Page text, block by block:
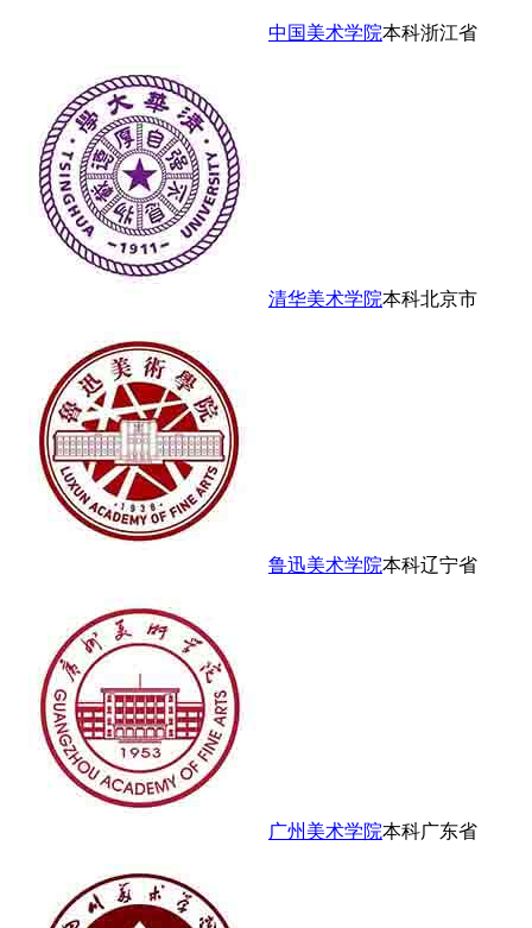
中国美术学院本科浙江省
清华美术学院本科北京市
鲁迅美术学院本科辽宁省
广州美术学院本科广东省